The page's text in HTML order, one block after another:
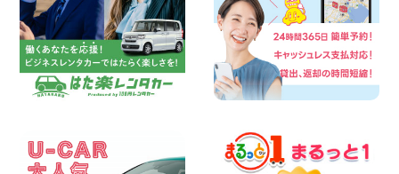
三河安城店 8月後半のレンタカー予約は
お早めに♪ルーミーご予約受付中です! 愛
知県 三河安城店
100円レンタカー 三河安城
2026年08月07日
お盆シーズン空きあり!!100円レンタカー
夏季休暇のお知らせ 東京都 墨田文花店